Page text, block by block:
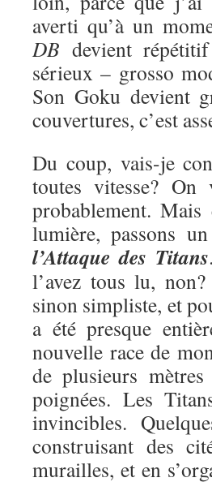
averti qu’à un
DB devient
sérieux – grosso
Son Goku devient
couvertures, c’est
Du coup, vais-je
toutes vitesse?
probablement.
lumière, passons
l’Attaque des Titans
l’avez tous lu,
sinon simpliste, et
a été presque
nouvelle race de
de plusieurs
poignées. Les
invincibles.
construisant des
murailles, et en